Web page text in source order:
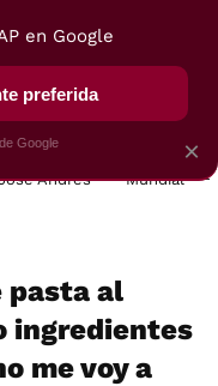
VEGUI
Andrés Mundial
pasta al
ingredientes
me voy a
×
en Google
preferida
Google